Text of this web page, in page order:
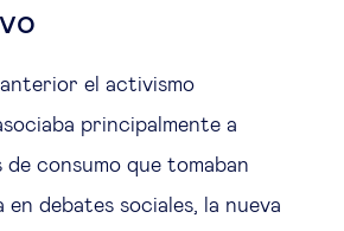
el activismo
principalmente a
de consumo que tomaban
en debates sociales, la nueva